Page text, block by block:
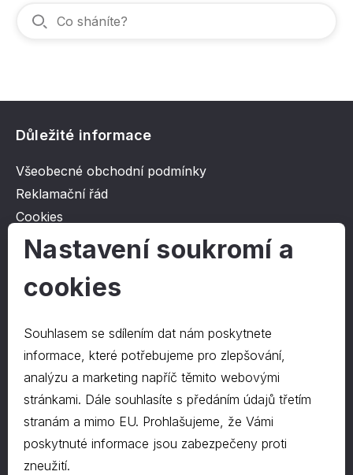
Důležité informace
Všeobecné obchodní podmínky
Reklamační řád
Cookies
Ochrana osobních údajů
O společnosti
Kontakt
O nás
Kontakty
577 222 666
©2024 PD-HRAPA s.r.o.
Nastavení soukromí a
cookies
Souhlasem se sdílením dat nám poskytnete
informace, které potřebujeme pro zlepšování,
analýzu a marketing napříč těmito webovými
stránkami. Dále souhlasíte s předáním údajů třetím
stranám a mimo EU. Prohlašujeme, že Vámi
poskytnuté informace jsou zabezpečeny proti
zneužití.